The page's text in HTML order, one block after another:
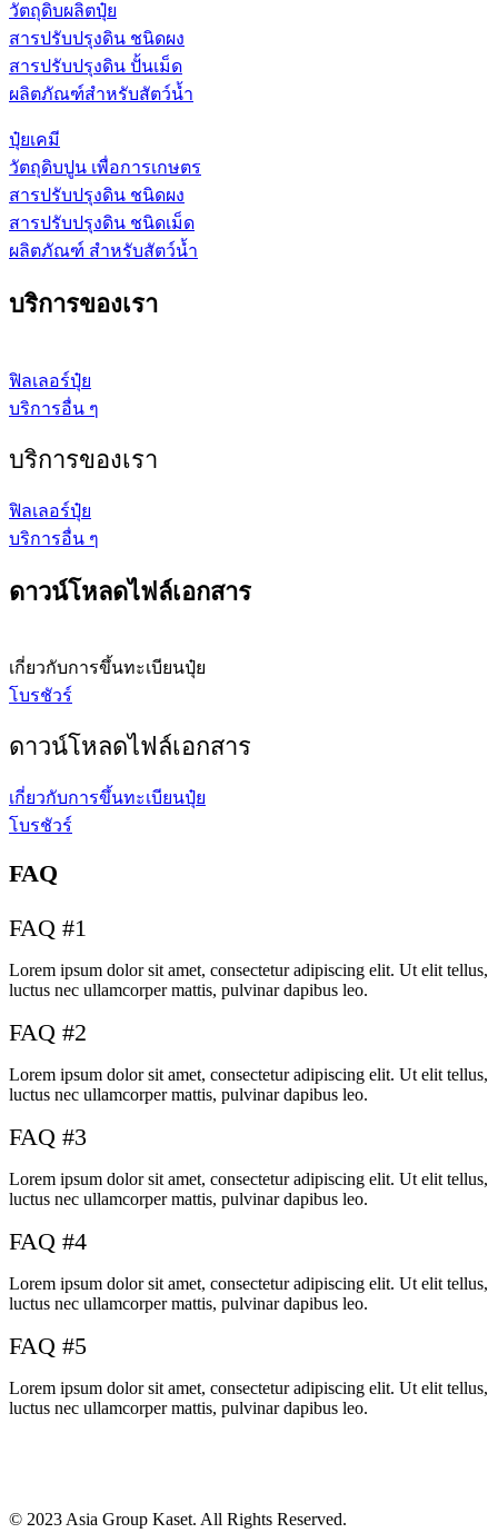
วัตถุดิบผลิตปุ๋ย
สารปรับปรุงดิน ชนิดผง
สารปรับปรุงดิน ปั้นเม็ด
ผลิตภัณฑ์สำหรับสัตว์น้ำ
ปุ๋ยเคมี
วัตถุดิบปูน เพื่อการเกษตร
สารปรับปรุงดิน ชนิดผง
สารปรับปรุงดิน ชนิดเม็ด
ผลิตภัณฑ์ สำหรับสัตว์น้ำ
บริการของเรา
ฟิลเลอร์ปุ๋ย
บริการอื่น ๆ
บริการของเรา
ฟิลเลอร์ปุ๋ย
บริการอื่น ๆ
ดาวน์โหลดไฟล์เอกสาร
เกี่ยวกับการขึ้นทะเบียนปุ๋ย
โบรชัวร์
ดาวน์โหลดไฟล์เอกสาร
เกี่ยวกับการขึ้นทะเบียนปุ๋ย
โบรชัวร์
FAQ
FAQ #1
Lorem ipsum dolor sit amet, consectetur adipiscing elit. Ut elit tellus,
luctus nec ullamcorper mattis, pulvinar dapibus leo.
FAQ #2
Lorem ipsum dolor sit amet, consectetur adipiscing elit. Ut elit tellus,
luctus nec ullamcorper mattis, pulvinar dapibus leo.
FAQ #3
Lorem ipsum dolor sit amet, consectetur adipiscing elit. Ut elit tellus,
luctus nec ullamcorper mattis, pulvinar dapibus leo.
FAQ #4
Lorem ipsum dolor sit amet, consectetur adipiscing elit. Ut elit tellus,
luctus nec ullamcorper mattis, pulvinar dapibus leo.
FAQ #5
Lorem ipsum dolor sit amet, consectetur adipiscing elit. Ut elit tellus,
luctus nec ullamcorper mattis, pulvinar dapibus leo.
© 2023 Asia Group Kaset. All Rights Reserved.